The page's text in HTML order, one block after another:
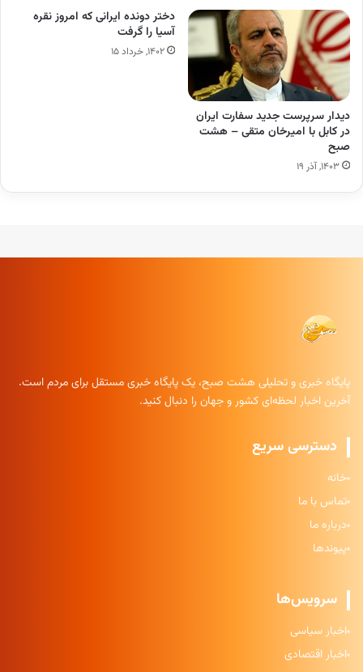
دیدار سرپرست جدید سفارت ایران
در کابل با امیرخان متقی – هشت
صبح
۱۴۰۳, آذر ۱۹
دختر دونده ایرانی که امروز نقره
آسیا را گرفت
۱۴۰۲, خرداد ۱۵
پایگاه خبری و تحلیلی هشت صبح، یک پایگاه خبری مستقل برای مردم است.
آخرین اخبار لحظه‌ای کشور و جهان را دنبال کنید.
دسترسی سریع
خانه
تماس با ما
درباره ما
پیوندها
سرویس‌ها
اخبار سیاسی
اخبار اقتصادی